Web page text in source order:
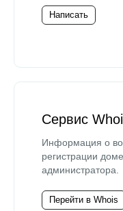
Написать
Сервис
Информация о
регистрации
администратора.
Перейти в Whois